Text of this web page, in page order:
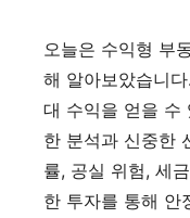
오늘은 수익형 부
해 알아보았습니
대 수익을 얻을 수
한 분석과 신중한
률, 공실 위험, 세
한 투자를 통해 안